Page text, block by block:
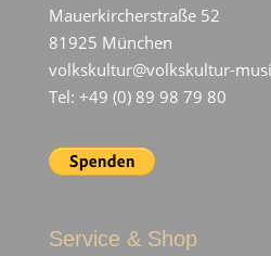
Mauerkircherstraße 52
81925 München
volkskultur@volkskultur-
Tel: +49 (0) 89 98 79 80
Service & Shop